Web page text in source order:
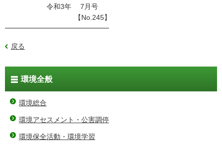
令和3年 7月号
【No.245】
━━━━━━━━━━━━━━━
戻る
環境全般
環境総合
環境アセスメント・公害調停
環境保全活動・環境学習